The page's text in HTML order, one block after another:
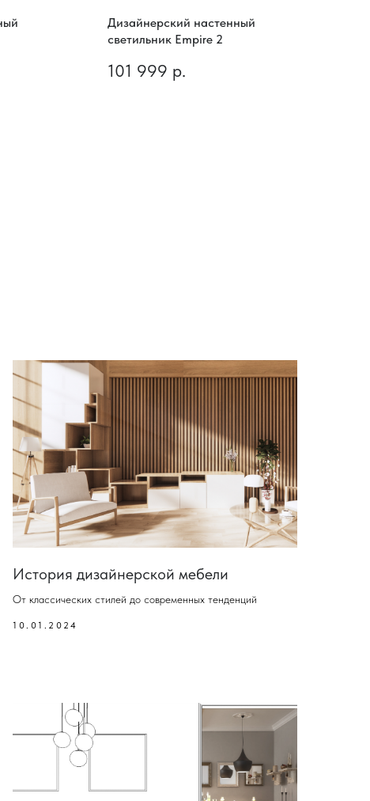
Дизайнерский настенный
светильник Empire 2
101 999 р.
История дизайнерской мебели
От классических стилей до современных тенденций
10.01.2024